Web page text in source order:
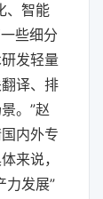
、智能
些细分
发轻量
译、排
。”赵
内外专
来说，
力发展”